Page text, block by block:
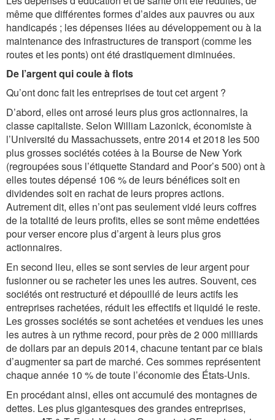
même que différentes formes d’aides aux pauvres ou aux
handicapés ; les dépenses liées au développement ou à la
maintenance des infrastructures de transport (comme les
routes et les ponts) ont été drastiquement diminuées.
De l’argent qui coule à flots
Qu’ont donc fait les entreprises de tout cet argent ?
D’abord, elles ont arrosé leurs plus gros actionnaires, la
classe capitaliste. Selon William Lazonick, économiste à
l’Université du Massachussets, entre 2014 et 2018 les 500
plus grosses sociétés cotées à la Bourse de New York
(regroupées sous l’étiquette Standard and Poor’s 500) ont à
elles toutes dépensé 106 % de leurs bénéfices soit en
dividendes soit en rachat de leurs propres actions.
Autrement dit, elles n’ont pas seulement vidé leurs coffres
de la totalité de leurs profits, elles se sont même endettées
pour verser encore plus d’argent à leurs plus gros
actionnaires.
En second lieu, elles se sont servies de leur argent pour
fusionner ou se racheter les unes les autres. Souvent, ces
sociétés ont restructuré et dépouillé de leurs actifs les
entreprises rachetées, réduit les effectifs et liquidé le reste.
Les grosses sociétés se sont achetées et vendues les unes
les autres à un rythme record, pour près de 2 000 milliards
de dollars par an depuis 2014, chacune tentant par ce biais
d’augmenter sa part de marché. Ces sommes représentent
chaque année 10 % de toute l’économie des États-Unis.
En procédant ainsi, elles ont accumulé des montagnes de
dettes. Les plus gigantesques des grandes entreprises,